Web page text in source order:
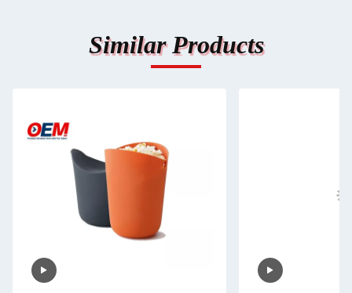
Similar Products